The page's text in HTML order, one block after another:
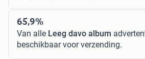
65,9%
Van alle Leeg davo album
beschikbaar voor verzending.